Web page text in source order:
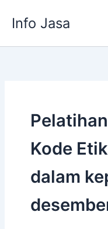
Info Jasa
Kode
dalam